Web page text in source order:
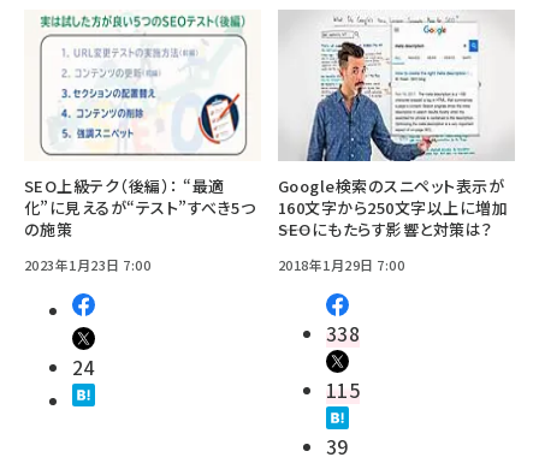
SEO上級テク（後編）： “最適
化”に見えるが“テスト”すべき5つ
の施策
2023年1月23日 7:00
24
Google検索のスニペット表示が
160文字から250文字以上に増加
――SEOにもたらす影響と対策は？
2018年1月29日 7:00
338
115
39